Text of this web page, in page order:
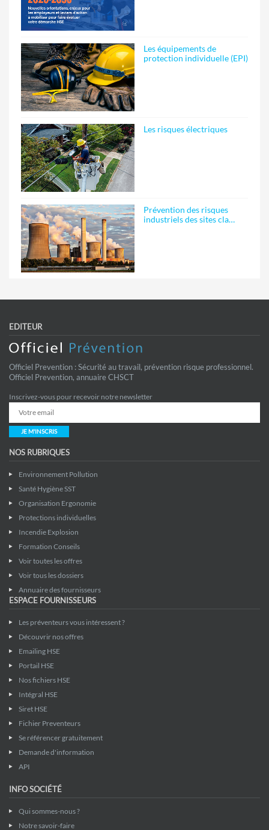
Les équipements de
protection individuelle (EPI)
Les risques électriques
Prévention des risques
industriels des sites cla…
EDITEUR
Officiel Prevention : Sécurité au travail, prévention risque professionnel.
Officiel Prevention, annuaire CHSCT
Inscrivez-vous pour recevoir notre newsletter
JE M'INSCRIS
NOS RUBRIQUES
Environnement Pollution
Santé Hygiène SST
Organisation Ergonomie
Protections individuelles
Incendie Explosion
Formation Conseils
Voir toutes les offres
Voir tous les dossiers
Annuaire des fournisseurs
ESPACE FOURNISSEURS
Les préventeurs vous intéressent ?
Découvrir nos offres
Emailing HSE
Portail HSE
Nos fichiers HSE
Intégral HSE
Siret HSE
Fichier Preventeurs
Se référencer gratuitement
Demande d'information
API
INFO SOCIÉTÉ
Qui sommes-nous ?
Notre savoir-faire